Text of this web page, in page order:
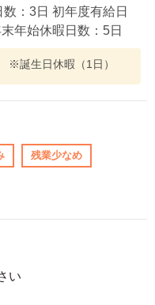
：3日 初年度有給日
年始休暇日数：5日
誕生日休暇（1日）
残業少なめ
い